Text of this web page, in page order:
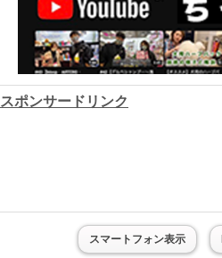
スポンサードリンク
スマートフォン表示